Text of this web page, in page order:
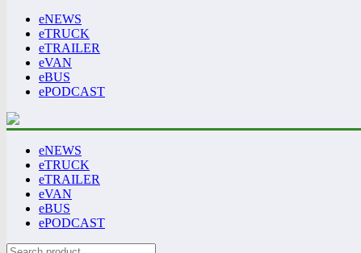
eNEWS
eTRUCK
eTRAILER
eVAN
eBUS
ePODCAST
eNEWS
eTRUCK
eTRAILER
eVAN
eBUS
ePODCAST